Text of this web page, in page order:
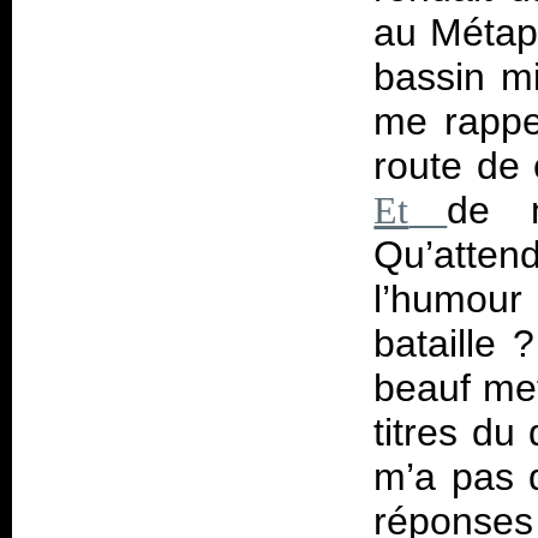
au
bassin
me
route de
Et
de
bataille
beauf
titres du
m’a pas